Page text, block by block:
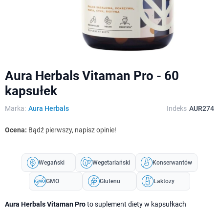
Aura Herbals Vitaman Pro - 60
kapsułek
Marka: Aura Herbals Indeks AUR274
Ocena: Bądź pierwszy, napisz opinie!
Wegański Wegetariański Konserwantów
GMO Glutenu Laktozy
Aura Herbals Vitaman Proto suplement diety w kapsułkach